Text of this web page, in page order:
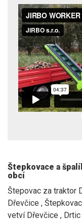
Štepkovace a
obcí
Štepovac za traktor
Dřevčice ,
vetví Dřevčice ,